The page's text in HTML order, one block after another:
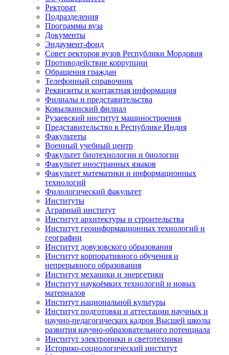
Ректорат
Подразделения
Программы вуза
Документы
Эндаумент-фонд
Совет ректоров вузов Республики Мордовия
Противодействие коррупции
Обращения граждан
Телефонный справочник
Реквизиты и контактная информация
Филиалы и представительства
Ковылкинский филиал
Рузаевский институт машиностроения
Представительство в Республике Индия
Факультеты
Военный учебный центр
Факультет биотехнологии и биологии
Факультет иностранных языков
Факультет математики и информационных
технологий
Филологический факультет
Институты
Аграрный институт
Институт архитектуры и строительства
Институт геоинформационных технологий и
географии
Институт довузовского образования
Институт корпоративного обучения и
непрерывного образования
Институт механики и энергетики
Институт наукоёмких технологий и новых
материалов
Институт национальной культуры
Институт подготовки и аттестации научных и
научно-педагогических кадров Высшей школы
развития научно-образовательного потенциала
Институт электроники и светотехники
Историко-социологический институт